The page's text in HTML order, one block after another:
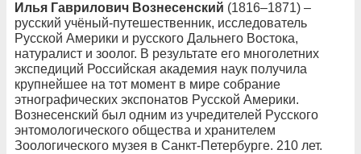
Илья Гаврилович Вознесенский (1816–1871) –
русский учёный-путешественник, исследователь
Русской Америки и русского Дальнего Востока,
натуралист и зоолог. В результате его многолетних
экспедиций Российская академия наук получила
крупнейшее на тот момент в мире собрание
этнографических экспонатов Русской Америки.
Вознесенский был одним из учредителей Русского
энтомологического общества и хранителем
Зоологического музея в Санкт-Петербурге. 210 лет.